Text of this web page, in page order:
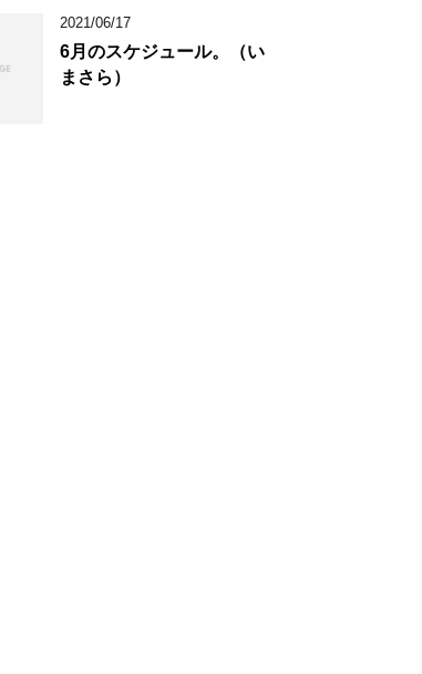
2021/06/17
6月のスケジュール。（い
まさら）